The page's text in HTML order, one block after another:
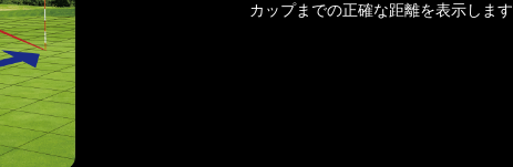
カップまでの正確な距離を表示します